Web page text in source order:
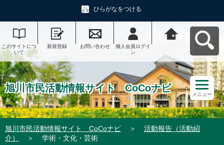
ひらがなをつける
このサイトにつ
いて
新規登録 お問い合わせ
個人会員ログイ
ン
ナビへ戻る
旭川市民活動情報サイト CoCoナビ
メニュー
旭川市民活動情報サイト CoCoナビ ＞
活動報告（活動紹
介）
＞ 学術・文化・芸術